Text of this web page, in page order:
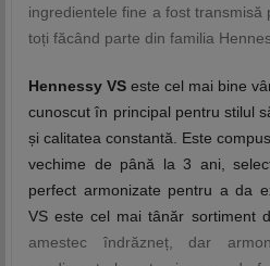
ingredientele fine a fost transmisă
toți făcând parte din familia
Hennessy VS este cel mai bine
cunoscut în principal pentru stilul
și calitatea constantă. Este
vechime de până la 3 ani,
perfect armonizate pentru a da
VS este cel mai tânăr sortiment
amestec îndrăzneț, dar